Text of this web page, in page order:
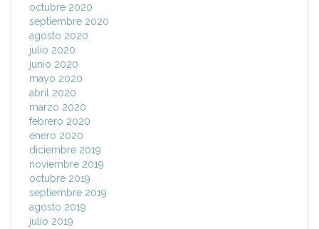
octubre 2020
septiembre 2020
agosto 2020
julio 2020
junio 2020
mayo 2020
abril 2020
marzo 2020
febrero 2020
enero 2020
diciembre 2019
noviembre 2019
octubre 2019
septiembre 2019
agosto 2019
julio 2019